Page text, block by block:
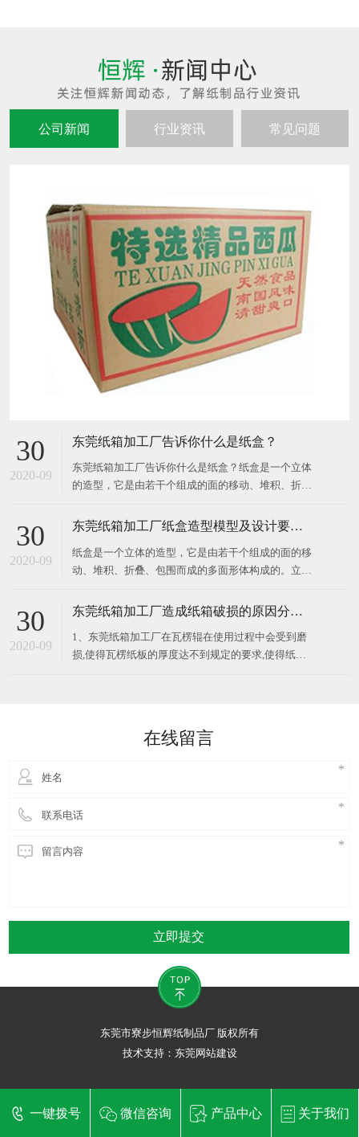
公司新闻 行业资讯 常见问题
30
2020-09
东莞纸箱加工厂告诉你什么是纸盒？
东莞纸箱加工厂告诉你什么是纸盒？纸盒是一个立体
的造型，它是由若干个组成的面的移动、堆积、折
空间中起分割空间的作用，对不同部位的面加以切
纸盒展示面的构成关系要注意展示面、侧面、顶部
30
2020-09
东莞纸箱加工厂纸盒造型模型及设计要求？
纸盒是一个立体的造型，它是由若干个组成的面的移
动、堆积、折叠、包围而成的多面形体构成的。立体
的面加以切割、旋转、折叠，所得到的面就有不同的
面、顶部与底部的衔接关系，以及包装
30
2020-09
东莞纸箱加工厂造成纸箱破损的原因分析？
1、东莞纸箱加工厂在瓦楞辊在使用过程中会受到磨
损,使得瓦楞纸板的厚度达不到规定的要求,使得纸箱
在线留言
立即提交
东莞市寮步恒辉纸制品厂 版权所有
技术支持： 东莞网站建设
一键拨号 微信咨询 产品中心 关于我们